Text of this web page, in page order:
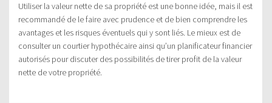
Utiliser la valeur nette de sa propriété est une bonne idée, mais il est
recommandé de le faire avec prudence et de bien comprendre les
avantages et les risques éventuels qui y sont liés. Le mieux est de
consulter un courtier hypothécaire ainsi qu’un planificateur financier
autorisés pour discuter des possibilités de tirer profit de la valeur
nette de votre propriété.